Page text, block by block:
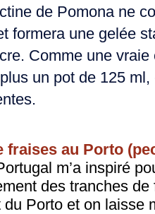
de Pomona ne
formera une gelée
Comme une
un pot de 125
fraises au Porto
m’a inspiré
des tranches
du Porto et on laisse